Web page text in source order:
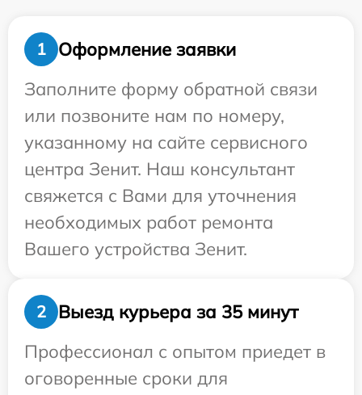
1
Оформление заявки
Заполните форму обратной связи
или позвоните нам по номеру,
указанному на сайте сервисного
центра Зенит. Наш консультант
свяжется с Вами для уточнения
необходимых работ ремонта
Вашего устройства Зенит.
2
Выезд курьера за 35 минут
Профессионал с опытом приедет в
оговоренные сроки для